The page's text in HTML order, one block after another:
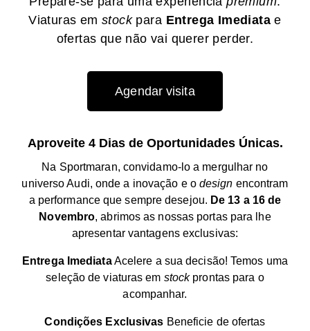
Viaturas emstockpara Entrega Imediatae
ofertas que não vai querer perder.
Agendar visita
Aproveite 4 Dias de Oportunidades Únicas.
Na Sportmaran, convidamo-lo a mergulhar no
universo Audi, onde a inovação e o design encontram
a performance que sempre desejou. De 13 a 16 de
Novembro, abrimos as nossas portas para lhe
apresentar vantagens exclusivas:
Entrega ImediataAcelere a sua decisão! Temos uma
seleção de viaturas em stockprontas para o
acompanhar.
Condições Exclusivas Beneficie de ofertas